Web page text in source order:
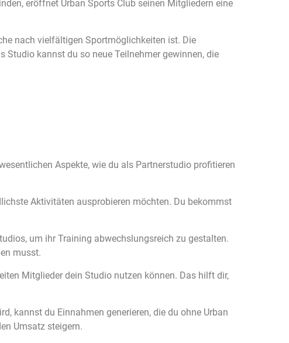
eröffnet Urban Sports Club seinen Mitgliedern eine
nach vielfältigen Sportmöglichkeiten ist. Die
Studio kannst du so neue Teilnehmer gewinnen, die
Aspekte, wie du als Partnerstudio profitieren
Aktivitäten ausprobieren möchten. Du bekommst
um ihr Training abwechslungsreich zu gestalten.
musst.
Mitglieder dein Studio nutzen können. Das hilft dir,
kannst du Einnahmen generieren, die du ohne Urban
Umsatz steigern.